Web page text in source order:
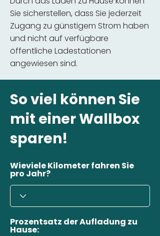
Sie sicherstellen, dass Sie jederzeit
Zugang zu günstigem Strom haben
und nicht auf verfügbare
öffentliche Ladestationen
angewiesen sind.
So viel können Sie
mit einer Wallbox
sparen!
Wieviele Kilometer fahren Sie
pro Jahr?
Prozentsatz der Aufladung zu
Hause: